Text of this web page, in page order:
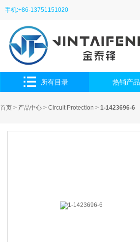
手机:+86-13751151020
所有目录 热销产品
首页 > 产品中心 > Circuit Protection > 1-1423696-6